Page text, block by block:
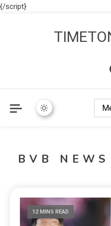
{/script}
BVB
12 MINS READ